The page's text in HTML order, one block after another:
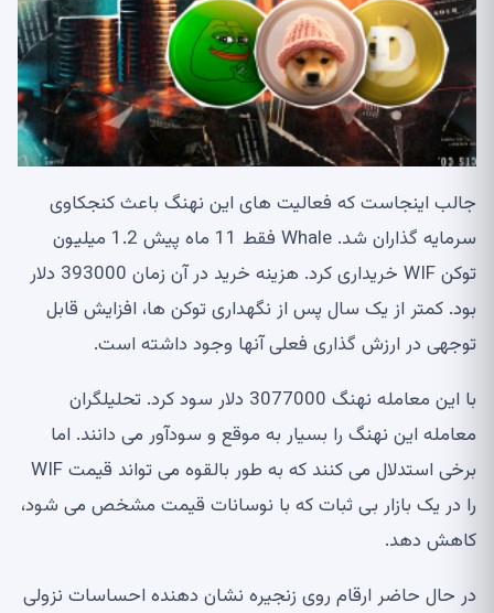
جالب اینجاست که فعالیت های این نهنگ باعث کنجکاوی
سرمایه گذاران شد. Whale فقط 11 ماه پیش 1.2 میلیون
توکن WIF خریداری کرد. هزینه خرید در آن زمان 393000 دلار
بود. کمتر از یک سال پس از نگهداری توکن ها، افزایش قابل
توجهی در ارزش گذاری فعلی آنها وجود داشته است.
با این معامله نهنگ 3077000 دلار سود کرد. تحلیلگران
معامله این نهنگ را بسیار به موقع و سودآور می دانند. اما
برخی استدلال می کنند که به طور بالقوه می تواند قیمت WIF
را در یک بازار بی ثبات که با نوسانات قیمت مشخص می شود،
کاهش دهد.
در حال حاضر ارقام روی زنجیره نشان دهنده احساسات نزولی